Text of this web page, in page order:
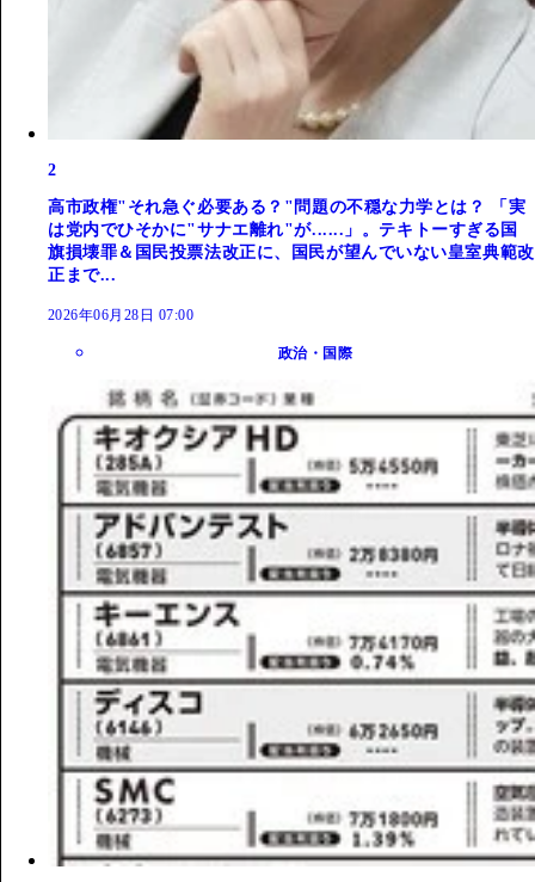
2
高市政権"それ急ぐ必要ある？"問題の不穏な力学とは？ 「実
は党内でひそかに"サナエ離れ"が......」。テキトーすぎる国
旗損壊罪＆国民投票法改正に、国民が望んでいない皇室典範改
正まで...
2026年06月28日 07:00
政治・国際